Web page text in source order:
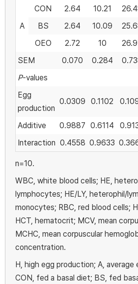
A
CON 2.64 10.21
BS
2.64 10.09
OEO
2.72 10
SEM
0.070 0.284
P-values
Egg
production
0.0309 0.1102
Additive 0.9887 0.6114
Interaction 0.4558 0.9633
n=10.
WBC, white blood cells; HE,
lymphocytes; HE/LY, heterophil/
monocytes; RBC, red blood cells;
HCT, hematocrit; MCV, mean
MCHC, mean corpuscular
concentration.
H, high egg production; A, average
CON, fed a basal diet; BS, fed